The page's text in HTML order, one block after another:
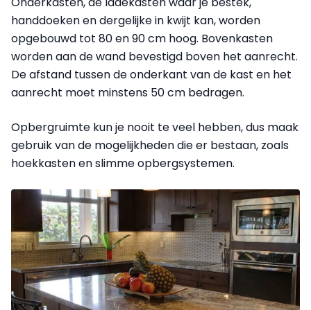
handdoeken en dergelijke in kwijt kan, worden
opgebouwd tot 80 en 90 cm hoog. Bovenkasten
worden aan de wand bevestigd boven het aanrecht.
De afstand tussen de onderkant van de kast en het
aanrecht moet minstens 50 cm bedragen.
Opbergruimte kun je nooit te veel hebben, dus maak
gebruik van de mogelijkheden die er bestaan, zoals
hoekkasten en slimme opbergsystemen.